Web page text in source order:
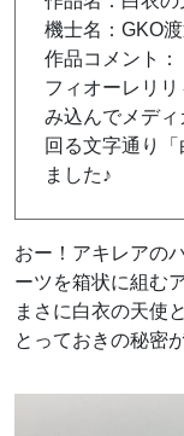
機士名：GKO
作品コメント：
フィオーレリ
み込んでメデ
回る文字通り
ました♪
おー！アキレアの
ーツを箱状に組む
まさに白衣の天使
とっておきの秘密